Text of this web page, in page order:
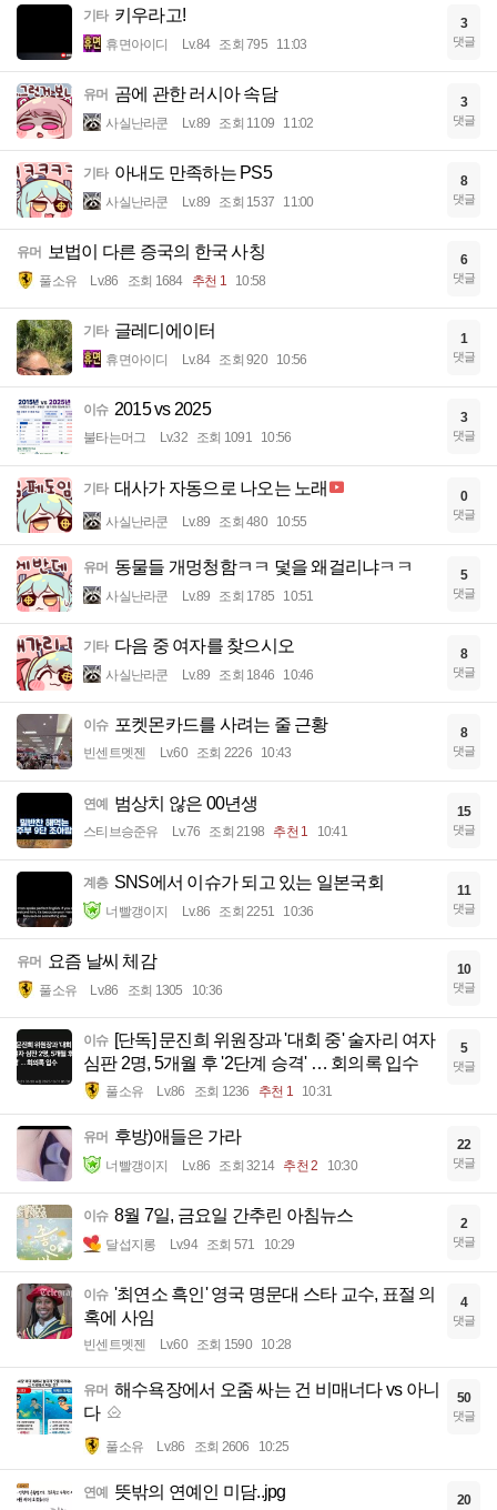
기타 키우라고!
휴면아이디 Lv.84 조회 795 11:03
3
댓글
유머 곰에 관한 러시아 속담
사실난라쿤 Lv.89 조회 1109 11:02
3
댓글
기타 아내도 만족하는 PS5
사실난라쿤 Lv.89 조회 1537 11:00
8
댓글
유머 보법이 다른 증국의 한국 사칭
풀소유 Lv.86 조회 1684 추천 1 10:58
6
댓글
기타 글레디에이터
휴면아이디 Lv.84 조회 920 10:56
1
댓글
이슈 2015 vs 2025
불타는머그 Lv.32 조회 1091 10:56
3
댓글
기타 대사가 자동으로 나오는 노래
사실난라쿤 Lv.89 조회 480 10:55
0
댓글
유머 동물들 개멍청함ㅋㅋ 덫을 왜걸리냐ㅋㅋ
사실난라쿤 Lv.89 조회 1785 10:51
5
댓글
기타 다음 중 여자를 찾으시오
사실난라쿤 Lv.89 조회 1846 10:46
8
댓글
이슈 포켓몬카드를 사려는 줄 근황
빈센트멧젠 Lv.60 조회 2226 10:43
8
댓글
연예 범상치 않은 00년생
스티브승준유 Lv.76 조회 2198 추천 1 10:41
15
댓글
계층 SNS에서 이슈가 되고 있는 일본국회
너빨갱이지 Lv.86 조회 2251 10:36
11
댓글
유머 요즘 날씨 체감
풀소유 Lv.86 조회 1305 10:36
10
댓글
이슈 [단독] 문진희 위원장과 '대회 중' 술자리 여자
심판 2명, 5개월 후 '2단계 승격' … 회의록 입수
풀소유 Lv.86 조회 1236 추천 1 10:31
5
댓글
유머 후방)애들은 가라
너빨갱이지 Lv.86 조회 3214 추천 2 10:30
22
댓글
이슈 8월 7일, 금요일 간추린 아침뉴스
달섭지롱 Lv.94 조회 571 10:29
2
댓글
이슈 '최연소 흑인' 영국 명문대 스타 교수, 표절 의
혹에 사임
빈센트멧젠 Lv.60 조회 1590 10:28
4
댓글
유머 해수욕장에서 오줌 싸는 건 비매너다 vs 아니
다
풀소유 Lv.86 조회 2606 10:25
50
댓글
연예 뜻밖의 연예인 미담..jpg 20